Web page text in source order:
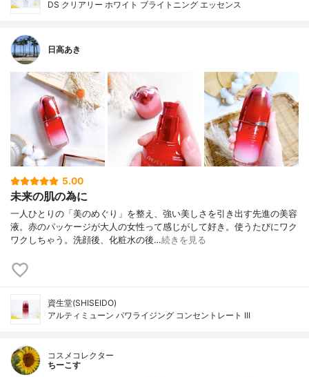
DS クリアリー ホワイト ブライトニング エッセンス
日高あき
5.00
未来の肌の為に
一人ひとりの「美のめぐり」を整え、強い美しさを引き出す先進の美容
液。赤のパッケージが大人の女性って感じがして好き。使うたびにワク
ワクしちゃう。洗顔後、化粧水の後…続きを見る
資生堂(SHISEIDO)
アルティミューン パワライジング コンセントレート III
コスメコレクター
ちーこす